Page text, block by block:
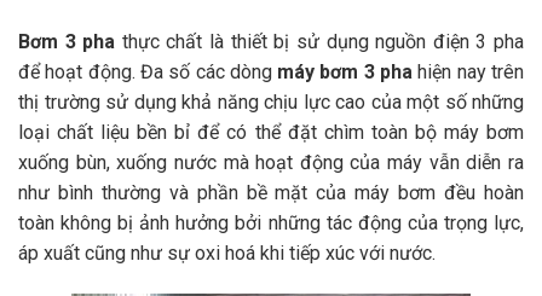
Bơm 3 pha thực chất là thiết bị sử dụng nguồn điện 3 pha
để hoạt động. Đa số các dòng máy bơm 3 pha hiện nay trên
thị trường sử dụng khả năng chịu lực cao của một số những
loại chất liệu bền bỉ để có thể đặt chìm toàn bộ máy bơm
xuống bùn, xuống nước mà hoạt động của máy vẫn diễn ra
như bình thường và phần bề mặt của máy bơm đều hoàn
toàn không bị ảnh hưởng bởi những tác động của trọng lực,
áp xuất cũng như sự oxi hoá khi tiếp xúc với nước.